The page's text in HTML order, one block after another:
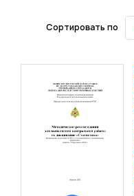
Сортировать по